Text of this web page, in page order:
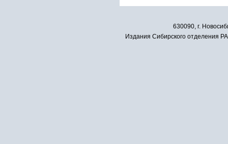
630090, г.
Издания Сибирского отделения